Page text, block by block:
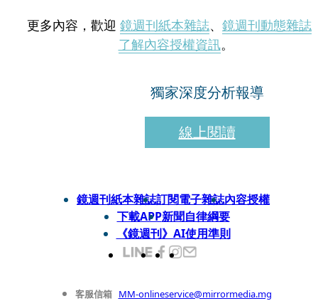
更多內容，歡迎 鏡週刊紙本雜誌、 鏡週刊動態雜誌
了解內容授權資訊。
獨家深度分析報導
線上閱讀
鏡週刊紙本雜誌訂閱電子雜誌內容授權
下載APP新聞自律綱要
《鏡週刊》AI使用準則
客服信箱 MM-onlineservice@mirrormedia.mg